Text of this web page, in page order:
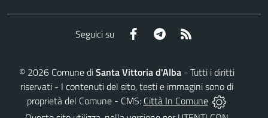
Seguici su Facebook Telegram
© 2026 Comune diSanta Vittoria d'Alba - Tutti i diritti
riservati - I contenuti del sito, testi e immagini sono di
proprietà del Comune - CMS: Città In Comune